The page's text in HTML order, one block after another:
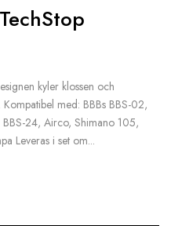
kyler klossen och
med: BBBs BBS-02,
BBS-24, Airco, Shimano 105,
Leveras i set om...